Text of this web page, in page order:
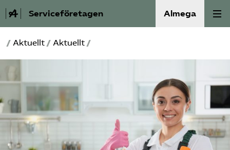
Serviceföretagen Almega
Om Service­företagen
Medlemskap
Auktorisation
/ Aktuellt / Aktuellt /